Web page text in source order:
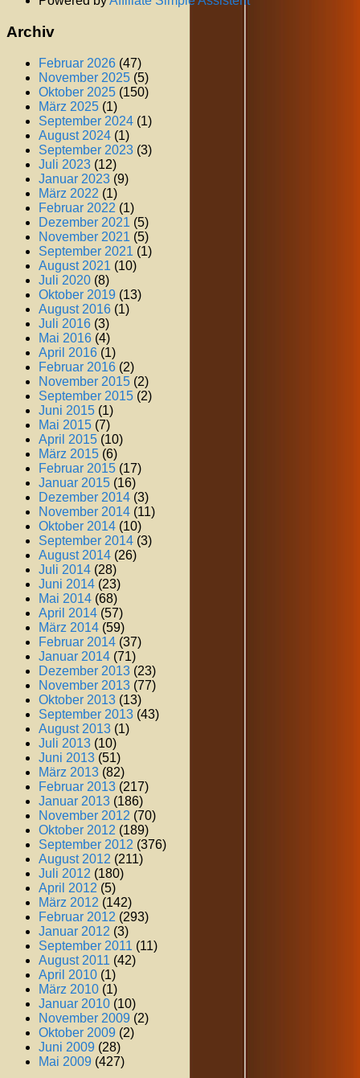
Archiv
Februar 2026 (47)
November 2025 (5)
Oktober 2025 (150)
März 2025 (1)
September 2024 (1)
August 2024 (1)
September 2023 (3)
Juli 2023 (12)
Januar 2023 (9)
März 2022 (1)
Februar 2022 (1)
Dezember 2021 (5)
November 2021 (5)
September 2021 (1)
August 2021 (10)
Juli 2020 (8)
Oktober 2019 (13)
August 2016 (1)
Juli 2016 (3)
Mai 2016 (4)
April 2016 (1)
Februar 2016 (2)
November 2015 (2)
September 2015 (2)
Juni 2015 (1)
Mai 2015 (7)
April 2015 (10)
März 2015 (6)
Februar 2015 (17)
Januar 2015 (16)
Dezember 2014 (3)
November 2014 (11)
Oktober 2014 (10)
September 2014 (3)
August 2014 (26)
Juli 2014 (28)
Juni 2014 (23)
Mai 2014 (68)
April 2014 (57)
März 2014 (59)
Februar 2014 (37)
Januar 2014 (71)
Dezember 2013 (23)
November 2013 (77)
Oktober 2013 (13)
September 2013 (43)
August 2013 (1)
Juli 2013 (10)
Juni 2013 (51)
März 2013 (82)
Februar 2013 (217)
Januar 2013 (186)
November 2012 (70)
Oktober 2012 (189)
September 2012 (376)
August 2012 (211)
Juli 2012 (180)
April 2012 (5)
März 2012 (142)
Februar 2012 (293)
Januar 2012 (3)
September 2011 (11)
August 2011 (42)
April 2010 (1)
März 2010 (1)
Januar 2010 (10)
November 2009 (2)
Oktober 2009 (2)
Juni 2009 (28)
Mai 2009 (427)